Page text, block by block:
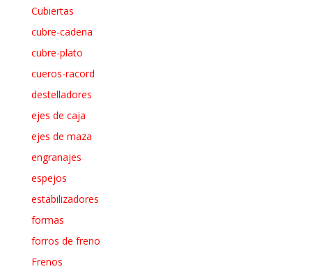
Cubiertas
cubre-cadena
cubre-plato
cueros-racord
destelladores
ejes de caja
ejes de maza
engranajes
espejos
estabilizadores
formas
forros de freno
Frenos